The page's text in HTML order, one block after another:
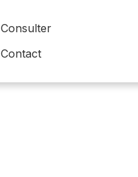
Consulter
Contact